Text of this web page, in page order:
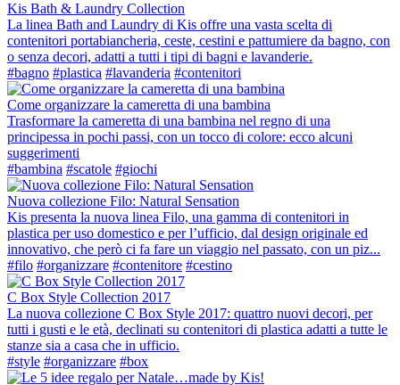
Kis Bath & Laundry Collection
La linea Bath and Laundry di Kis offre una vasta scelta di
contenitori portabiancheria, ceste, cestini e pattumiere da bagno, con
o senza decori, adatti a tutti i tipi di bagni e lavanderie.
#bagno #plastica #lavanderia #contenitori
Come organizzare la cameretta di una bambina
Trasformare la cameretta di una bambina nel regno di una
principessa in pochi passi, con un tocco di colore: ecco alcuni
suggerimenti
#bambina #scatole #giochi
Nuova collezione Filo: Natural Sensation
Kis presenta la nuova linea Filo, una gamma di contenitori in
plastica per uso domestico e per l’ufficio, dal design originale ed
innovativo, che però ci fa fare un viaggio nel passato, con un piz...
#filo #organizzare #contenitore #cestino
C Box Style Collection 2017
La nuova collezione C Box Style 2017: quattro nuovi decori, per
tutti i gusti e le età, declinati su contenitori di plastica adatti a tutte le
stanze sia a casa che in ufficio.
#style #organizzare #box